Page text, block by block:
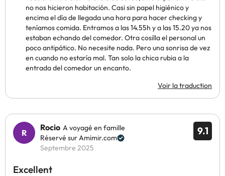
no nos hicieron habitación. Casi sin papel higiénico y
encima el día de llegada una hora para hacer checking y
teníamos comida. Entramos a las 14.55h y a las 15.20 ya nos
estaban echando del comedor. Otra cosilla el personal un
poco antipático. No necesite nada. Pero una sonrisa de vez
en cuando no estaría mal. Tan solo la chica rubia a la
entrada del comedor un encanto.
Voir la traduction
9.1
Rocio A voyagé en famille
Réservé sur Amimir.com
Septembre 2025
Excellent